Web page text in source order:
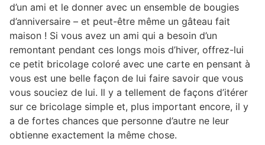
d’un ami et le donner avec un ensemble de bougies
d’anniversaire – et peut-être même un gâteau fait
maison ! Si vous avez un ami qui a besoin d’un
remontant pendant ces longs mois d’hiver, offrez-lui
ce petit bricolage coloré avec une carte en pensant à
vous est une belle façon de lui faire savoir que vous
vous souciez de lui. Il y a tellement de façons d’itérer
sur ce bricolage simple et, plus important encore, il y
a de fortes chances que personne d’autre ne leur
obtienne exactement la même chose.